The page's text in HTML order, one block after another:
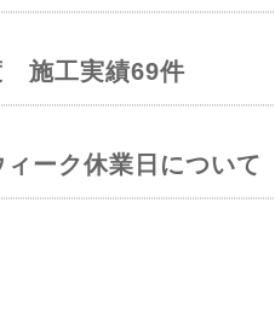
施工実績69件
ーク休業日について